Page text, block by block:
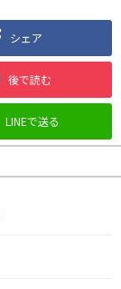
シェア
後で読む
LINEで送る